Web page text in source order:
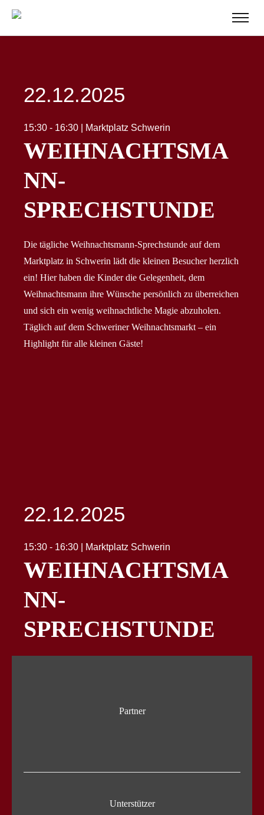
22.12.2025
15:30 - 16:30 | Marktplatz Schwerin
WEIHNACHTSMA
NN-
SPRECHSTUNDE
Die tägliche Weihnachtsmann-Sprechstunde auf dem
Marktplatz in Schwerin lädt die kleinen Besucher herzlich
ein! Hier haben die Kinder die Gelegenheit, dem
Weihnachtsmann ihre Wünsche persönlich zu überreichen
und sich ein wenig weihnachtliche Magie abzuholen.
Täglich auf dem Schweriner Weihnachtsmarkt – ein
Highlight für alle kleinen Gäste!
22.12.2025
15:30 - 16:30 | Marktplatz Schwerin
WEIHNACHTSMA
NN-
SPRECHSTUNDE
Partner
Unterstützer